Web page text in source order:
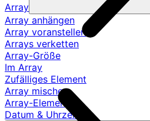
Array
Array anhängen
Array voranstellen
Arrays verketten
Array-Größe
Im Array
Zufälliges Element
Array mischen
Array-Element
Datum & Uhrzeit